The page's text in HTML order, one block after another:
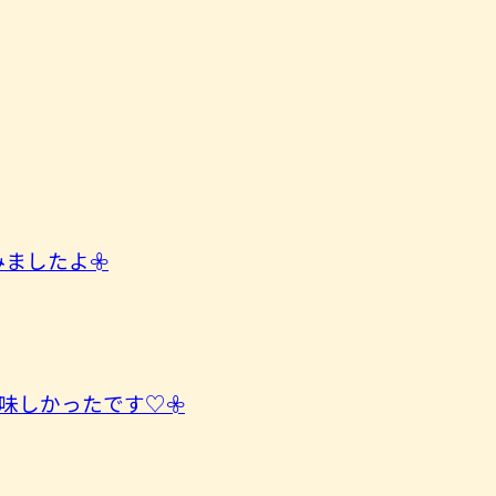
ましたよ︎𖧷
味しかったです♡𖧷